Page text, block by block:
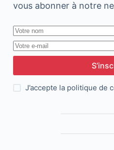
vous abonner à notre
J’accepte la politique de